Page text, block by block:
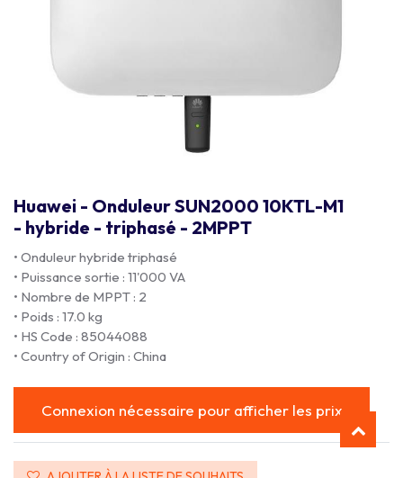
Huawei - Onduleur SUN2000 10KTL-M1
- hybride - triphasé - 2MPPT
• Onduleur hybride triphasé
• Puissance sortie : 11'000 VA
• Nombre de MPPT : 2
• Poids : 17.0 kg
• HS Code : 85044088
• Country of Origin : China
Connexion nécessaire pour afficher les prix